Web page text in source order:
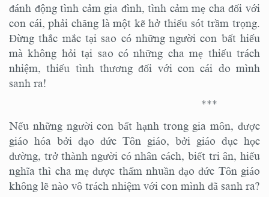
đánh động tình cảm gia đình, tình cảm mẹ cha đối với
con cái, phải chăng là một kẽ hở thiếu sót trầm trọng.
Đừng thắc mắc tại sao có những người con bất hiếu
mà không hỏi tại sao có những cha mẹ thiếu trách
nhiệm, thiếu tình thương đối với con cái do mình
sanh ra!
***
Nếu những người con bất hạnh trong gia môn, được
giáo hóa bởi đạo đức Tôn giáo, bởi giáo dục học
đường, trở thành người có nhân cách, biết tri ân, hiếu
nghĩa thì cha mẹ được thấm nhuần đạo đức Tôn giáo
không lẽ nào vô trách nhiệm với con mình đã sanh ra?